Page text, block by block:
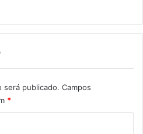
será publicado. Campos
*